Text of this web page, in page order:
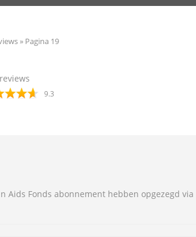
Pagina 19
reviews
9.3
Aids Fonds abonnement hebben opgezegd via